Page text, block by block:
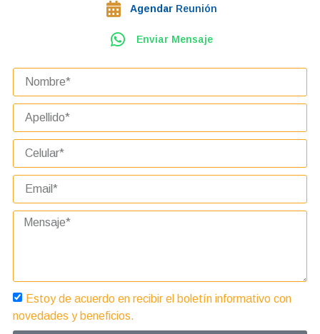
Agendar Reunión
Enviar Mensaje
Estoy de acuerdo en recibir el boletín informativo con
novedades y beneficios.